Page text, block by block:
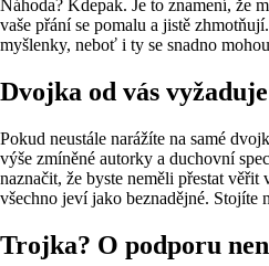
Náhoda? Kdepak. Je to znamení, že
vaše přání se pomalu a jistě
myšlenky, neboť i ty se snadno
Dvojka od vás
Pokud neustále narážíte na samé
výše zmíněné autorky a duchovní
naznačit, že byste neměli přestat
všechno jeví jako beznadějné. Stojíte
Trojka? O podporu